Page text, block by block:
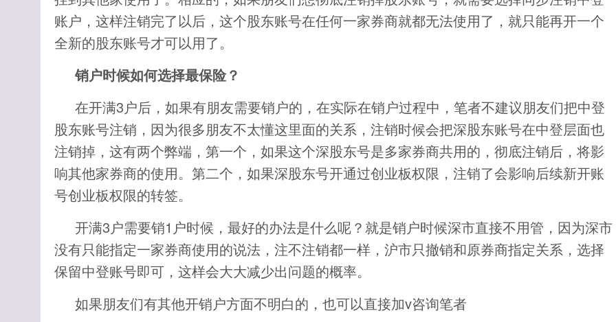
账户，这样注销完了以后，这个股东账号在任何一家券商就都无法使用了，就只能再开一个
全新的股东账号才可以用了。
销户时候如何选择最保险？
在开满3户后，如果有朋友需要销户的，在实际在销户过程中，笔者不建议朋友们把中登
股东账号注销，因为很多朋友不太懂这里面的关系，注销时候会把深股东账号在中登层面也
注销掉，这有两个弊端，第一个，如果这个深股东号是多家券商共用的，彻底注销后，将影
响其他家券商的使用。第二个，如果深股东号开通过创业板权限，注销了会影响后续新开账
号创业板权限的转签。
开满3户需要销1户时候，最好的办法是什么呢？就是销户时候深市直接不用管，因为深市
没有只能指定一家券商使用的说法，注不注销都一样，沪市只撤销和原券商指定关系，选择
保留中登账号即可，这样会大大减少出问题的概率。
如果朋友们有其他开销户方面不明白的，也可以直接加v咨询笔者